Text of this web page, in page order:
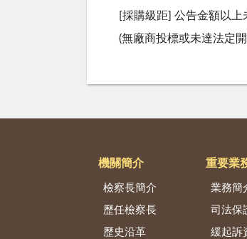
[採購級距] 公告金額以
(無廠商投標或未達法定
機關簡介
檢察長簡介
歷任檢察長
歷史沿革
重要業
業務簡
司法保
緩起訴